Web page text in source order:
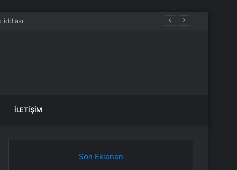
İLETIŞIM
Son Eklenen